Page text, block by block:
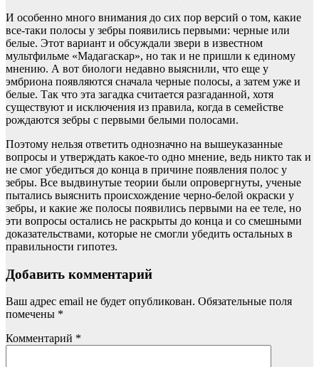
И особенно много внимания до сих пор версий о том, какие
все-таки полосы у зебры появились первыми: черные или
белые. Этот вариант и обсуждали звери в известном
мультфильме «Мадагаскар», но так и не пришли к единому
мнению. А вот биологи недавно выяснили, что еще у
эмбриона появляются сначала черные полосы, а затем уже и
белые. Так что эта загадка считается разгаданной, хотя
существуют и исключения из правила, когда в семействе
рождаются зебры с первыми белыми полосами.
Поэтому нельзя ответить однозначно на вышеуказанные
вопросы и утверждать какое-то одно мнение, ведь никто так и
не смог убедиться до конца в причине появления полос у
зебры. Все выдвинутые теории были опровергнуты, ученые
пытались выяснить происхождение черно-белой окраски у
зебры, и какие же полосы появились первыми на ее теле, но
эти вопросы остались не раскрыты до конца и со смешными
доказательствами, которые не смогли убедить остальных в
правильности гипотез.
Добавить комментарий
Ваш адрес email не будет опубликован. Обязательные поля
помечены *
Комментарий *